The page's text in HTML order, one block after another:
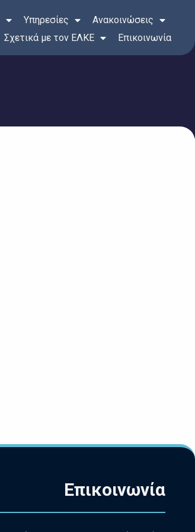
Υπηρεσίες
Ανακοινώσεις
Σχετικά με τον ΕΛΚΕ
Επικοινωνία
Επικοινωνία